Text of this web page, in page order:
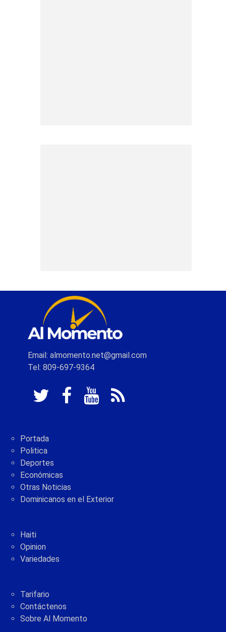
Email: almomento.net@gmail.com
Tel: 809-697-9364
Portada
Politica
Deportes
Económicas
Otras Noticias
Dominicanos en el Exterior
Haiti
Opinion
Variedades
Tarifario
Contáctenos
Sobre Al Momento